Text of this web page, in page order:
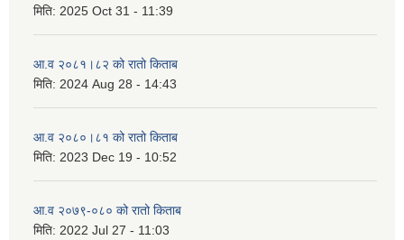
मिति: 2025 Oct 31 - 11:39
आ.व २०८१।८२ को रातो किताब
मिति: 2024 Aug 28 - 14:43
आ.व २०८०।८१ को रातो किताब
मिति: 2023 Dec 19 - 10:52
आ.व २०७९-०८० को रातो किताब
मिति: 2022 Jul 27 - 11:03